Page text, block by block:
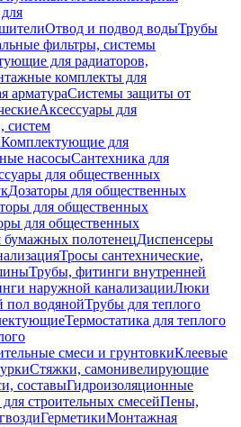
Отвод и подвод водыТрубы
фильтры, системы
для радиаторов,
комплекты для
арматураСистемы защиты от
Аксессуары для
систем
Комплектующие для
насосыСантехника для
для общественных
Дозаторы для общественных
для общественных
для общественных
бумажных полотенецДиспенсеры
Тросы сантехнические,
Трубы, фитинги внутренней
наружной канализацииЛюки
пол водянойТрубы для теплого
Термостатика для теплого
смеси и грунтовкиКлеевые
Стяжки, самонивелирующие
составыГидроизоляционные
строительных смесейПены,
ГерметикиМонтажная